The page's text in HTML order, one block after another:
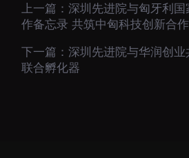
上一篇：深圳先进院与匈牙利
作备忘录 共筑中匈科技创新合
下一篇：深圳先进院与华润创
联合孵化器